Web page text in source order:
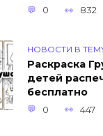
0 832
НОВОСТИ В
Раскраска
детей
бесплатно
0 447